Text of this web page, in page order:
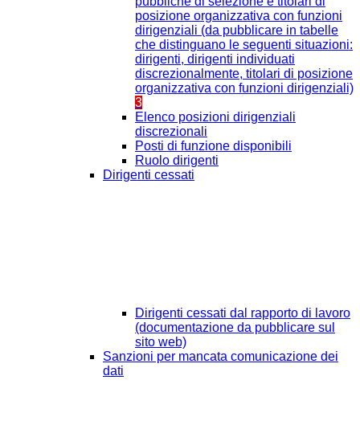
posizione organizzativa con funzioni
dirigenziali (da pubblicare in tabelle
che distinguano le seguenti situazioni:
dirigenti, dirigenti individuati
discrezionalmente, titolari di posizione
organizzativa con funzioni dirigenziali)
3
Elenco posizioni dirigenziali
discrezionali
Posti di funzione disponibili
Ruolo dirigenti
Dirigenti cessati
Dirigenti cessati dal rapporto di lavoro
(documentazione da pubblicare sul
sito web)
Sanzioni per mancata comunicazione dei
dati